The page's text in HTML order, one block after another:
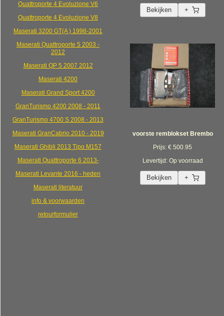
Quattroporte 4 Evoluzione V6
Quattroporte 4 Evoluzione V8
Maserati 3200 GT(A ) 1998-2001
Maserati Quattroporte 5 2003 -
2012
Maserati QP 5 2007 2012
Maserati 4200
Maserati Grand Sport 4200
GranTurismo 4200 2008 - 2011
GranTurismo 4700 S 2008 - 2013
Maserati GranCabrio 2010 - 2019
Maserati Ghibli 2013 Tipo M157
Maserati Quattroporte 6 2013-
Maserati Levante 2016 - heden
Maserati literatuur
info & voorwaarden
retourformulier
Bekijken +
voorste remblokset Brembo
Prijs: € 500.95
Levertijd: Op voorraad
Bekijken +